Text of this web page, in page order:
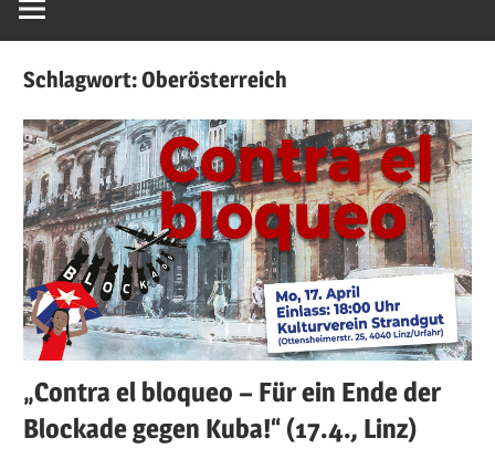
Schlagwort:Oberösterreich
„Contra el bloqueo – Für ein Ende der
Blockade gegen Kuba!“ (17.4., Linz)